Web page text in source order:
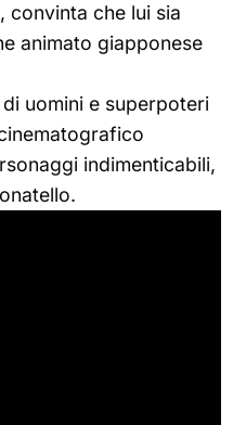
convinta che lui sia
animato giapponese
uomini e superpoteri
indimenticabili,